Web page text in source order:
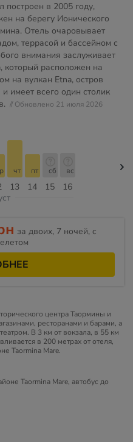
построен в 2005 году,
на берегу Ионического
Отель очаровывает
террасой и бассейном с
внимания заслуживает
который расположен на
на вулкан Etna, остров
имеет всего один столик
// Обновлено 21 июля 2026
13
чт
14
пт
15
сб
16
вс
за двоих, 7 ночей, c
центра Таормины и
ресторанами и барами, а
В 3 км от вокзала, в 55 км
в 200 метрах от отеля,
Taormina Mare.
Taormina Mare, автобус до